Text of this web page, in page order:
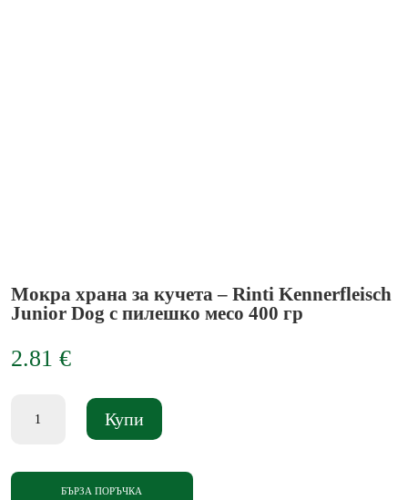
Мокра храна за кучета – Rinti Kennerfleisch
Junior Dog с пилешко месо 400 гр
2.81 €
Купи
БЪРЗА ПОРЪЧКА